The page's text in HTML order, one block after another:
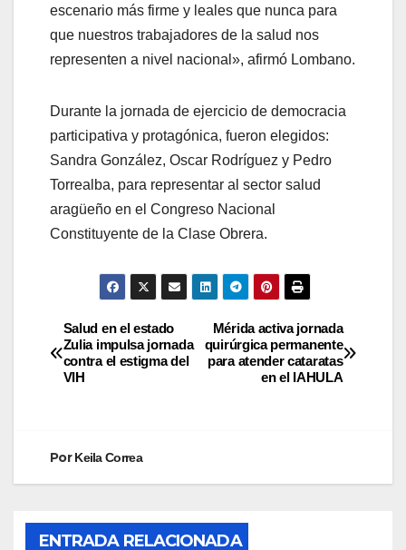
escenario más firme y leales que nunca para
que nuestros trabajadores de la salud nos
representen a nivel nacional», afirmó Lombano.
Durante la jornada de ejercicio de democracia
participativa y protagónica, fueron elegidos:
Sandra González, Oscar Rodríguez y Pedro
Torrealba, para representar al sector salud
aragüeño en el Congreso Nacional
Constituyente de la Clase Obrera.
Mérida activa jornada
quirúrgica permanente
para atender cataratas
en el IAHULA
Salud en el estado
Zulia impulsa jornada
contra el estigma del
VIH
PorKeila Correa
ENTRADA RELACIONADA